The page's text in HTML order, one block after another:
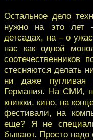
Остальное дело
нужно на это лет
детсадах, на – о
нас как одной
соотечественников
стесняются делать
ни даже пугливая
Германия. На СМИ,
книжки, кино, на
фестивали, на
еще? Я не
бывают. Просто надо